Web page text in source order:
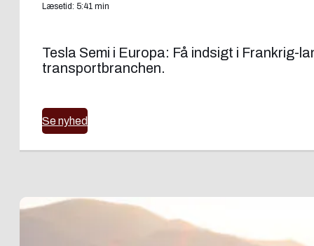
Læsetid: 5:41 min
Tesla Semi i Europa: Få indsigt i Frankrig-
transportbranchen.
Se nyhed